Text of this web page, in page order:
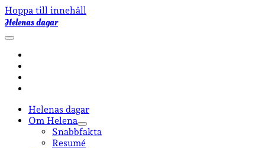
Hoppa till innehåll
Helenas dagar
öppna
Helenas dagar
Om Helena
öppna
undermeny
Snabbfakta
Resumé